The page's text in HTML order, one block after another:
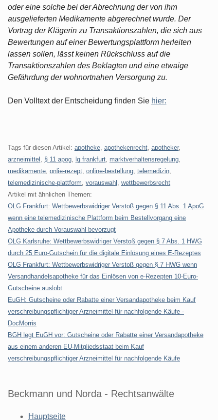
oder eine solche bei der Abrechnung der von ihm
ausgelieferten Medikamente abgerechnet wurde. Der
Vortrag der Klägerin zu Transaktionszahlen, die sich aus
Bewertungen auf einer Bewertungsplattform herleiten
lassen sollen, lässt keinen Rückschluss auf die
Transaktionszahlen des Beklagten und eine etwaige
Gefährdung der wohnortnahen Versorgung zu.
Den Volltext der Entscheidung finden Sie hier:
Tags für diesen Artikel: apotheke apothekenrecht apotheker,
arzneimittel
§ 11 apog lg frankfurt marktverhaltensregelung
medikamente onlie-rezept online-bestellung telemedizin
telemedizinische-plattform vorauswahl
wettbewerbsrecht
Artikel mit ähnlichen Themen:
OLG Frankfurt: Wettbewerbswidriger Verstoß gegen § 11 Abs. 1 ApoG
wenn eine telemedizinische Plattform beim Bestellvorgang eine
Apotheke durch Vorauswahl bevorzugt
OLG Karlsruhe: Wettbewerbswidriger Verstoß gegen § 7 Abs. 1 HWG
durch 25 Euro-Gutschein für die digitale Einlösung eines E-Rezeptes
OLG Frankfurt: Wettbewerbswidriger Verstoß gegen § 7 HWG wenn
Versandhandelsapotheke für das Einlösen von e-Rezepten 10-Euro-
Gutscheine auslobt
EuGH: Gutscheine oder Rabatte einer Versandapotheke beim Kauf
verschreibungspflichtiger Arzneimittel für nachfolgende Käufe -
DocMorris
BGH legt EuGH vor: Gutscheine oder Rabatte einer Versandapotheke
aus einem anderen EU-Mitgliedsstaat beim Kauf
verschreibungspflichtiger Arzneimittel für nachfolgende Käufe
Beckmann und Norda - Rechtsanwälte
Hauptseite